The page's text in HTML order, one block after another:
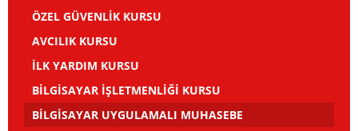
ÖZEL GÜVENLİK KURSU
AVCILIK KURSU
İLK YARDIM KURSU
BİLGİSAYAR İŞLETMENLİĞİ KURSU
BİLGİSAYAR UYGULAMALI MUHASEBE